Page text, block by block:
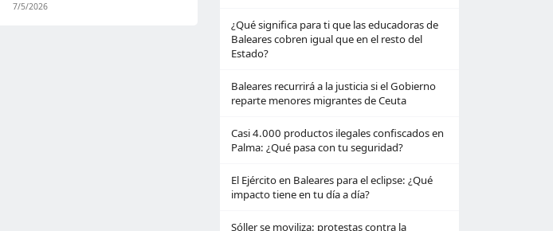
7/5/2026
¿Qué significa para ti que las educadoras de
Baleares cobren igual que en el resto del
Estado?
Baleares recurrirá a la justicia si el Gobierno
reparte menores migrantes de Ceuta
Casi 4.000 productos ilegales confiscados en
Palma: ¿Qué pasa con tu seguridad?
El Ejército en Baleares para el eclipse: ¿Qué
impacto tiene en tu día a día?
Sóller se moviliza: protestas contra la